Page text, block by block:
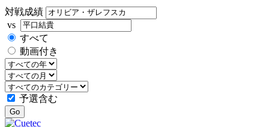
対戦成績
vs
すべて
動画付き
予選含む
Go